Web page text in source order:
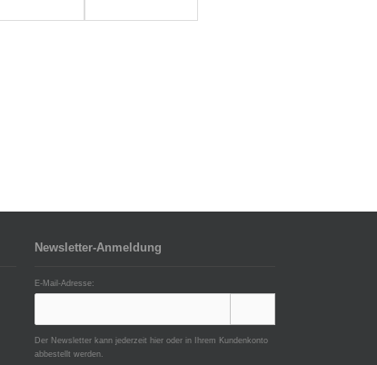
Newsletter-Anmeldung
E-Mail-Adresse:
Der Newsletter kann jederzeit hier oder in Ihrem Kundenkonto
abbestellt werden.